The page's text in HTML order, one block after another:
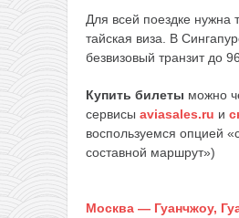
Для всей поездке нужна
тайская виза. В
безвизовый транзит до
Купить билеты можно
сервисы aviasales.ru и
воспользуемся опцией
составной маршрут»)
Москва — Гуанчжоу,